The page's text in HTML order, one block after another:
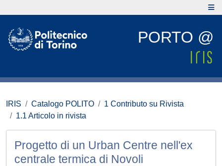
PORTO @
IRIS Catalogo POLITO
1 Contributo su Rivista
1.1 Articolo in rivista
Progetto di un Urban Centre nell'ex
centrale termica di Novoli